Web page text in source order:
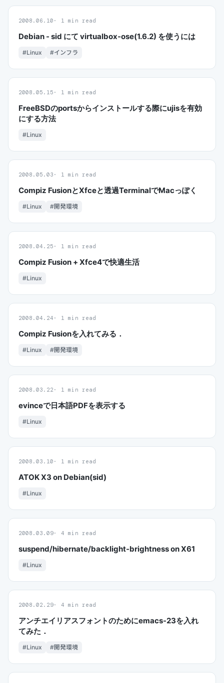
2008.06.10 1 min read
Debian - sid にて virtualbox-ose(1.6.2) を使うには
#Linux #インフラ
2008.05.15 1 min read
FreeBSDのportsからインストールする際にujisを有効
にする方法
#Linux
2008.05.03 1 min read
Compiz FusionとXfceと透過TerminalでMacっぽく
#Linux #開発環境
2008.04.25 1 min read
Compiz Fusion + Xfce4で快適生活
#Linux
2008.04.24 1 min read
Compiz Fusionを入れてみる．
#Linux #開発環境
2008.03.22 1 min read
evinceで日本語PDFを表示する
#Linux
2008.03.10 1 min read
ATOK X3 on Debian(sid)
#Linux
2008.03.09 4 min read
suspend/hibernate/backlight-brightness on X61
#Linux
2008.02.29 4 min read
アンチエイリアスフォントのためにemacs-23を入れ
てみた．
#Linux #開発環境